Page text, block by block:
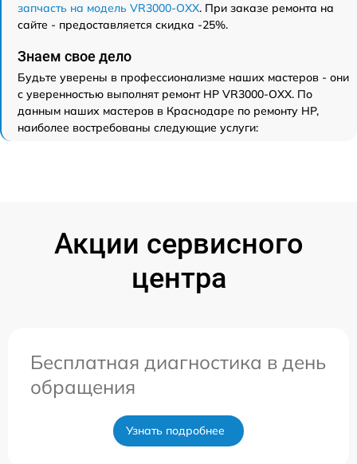
запчасть на модель VR3000-OXX. При заказе ремонта на
сайте - предоставляется скидка -25%.
Знаем свое дело
Будьте уверены в профессионализме наших мастеров - они
с уверенностью выполнят ремонт HP VR3000-OXX. По
данным наших мастеров в Краснодаре по ремонту HP,
наиболее востребованы следующие услуги:
Акции сервисного
центра
Бесплатная диагностика в день
обращения
Узнать подробнее